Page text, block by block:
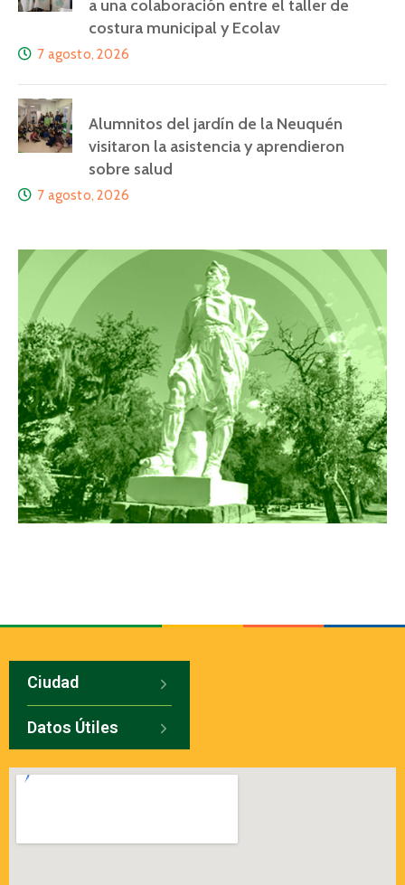
a una colaboración entre el taller de
costura municipal y Ecolav
7 agosto, 2026
Alumnitos del jardín de la Neuquén
visitaron la asistencia y aprendieron
sobre salud
7 agosto, 2026
Ciudad
Datos Útiles